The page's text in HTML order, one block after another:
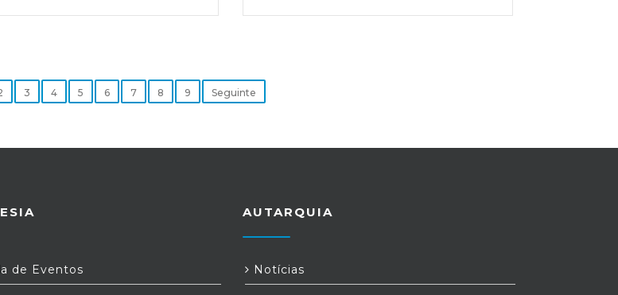
3 4 5 6 7 8 9 Seguinte
de Eventos
AUTARQUIA
Notícias